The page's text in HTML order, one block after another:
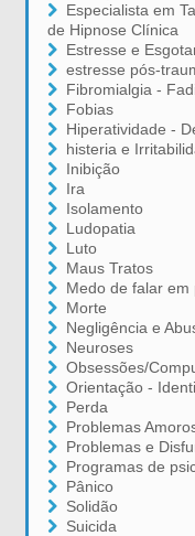
Especialista em
de Hipnose Clínica
Estresse e
estresse pós-
Fibromialgia -
Fobias
Hiperatividade -
histeria e
Inibição
Ira
Isolamento
Ludopatia
Luto
Maus Tratos
Medo de falar em
Morte
Negligência e
Neuroses
Obsessões/
Orientação -
Perda
Problemas
Problemas e
Programas de
Pânico
Solidão
Suicida